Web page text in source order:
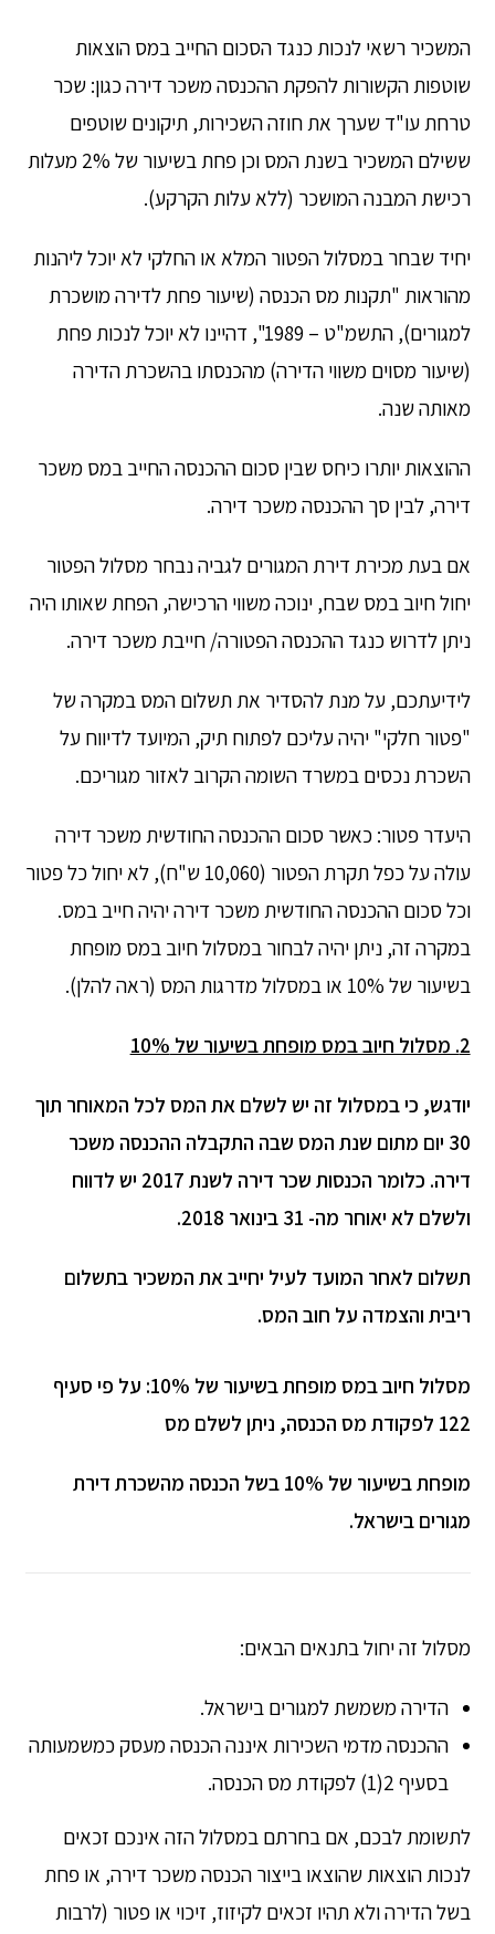
המשכיר רשאי לנכות כנגד הסכום החייב במס הוצאות
שוטפות הקשורות להפקת ההכנסה משכר דירה כגון: שכר
טרחת עו"ד שערך את חוזה השכירות, תיקונים שוטפים
ששילם המשכיר בשנת המס וכן פחת בשיעור של 2% מעלות
רכישת המבנה המושכר (ללא עלות הקרקע).
יחיד שבחר במסלול הפטור המלא או החלקי לא יוכל ליהנות
מהוראות "תקנות מס הכנסה (שיעור פחת לדירה מושכרת
למגורים), התשמ"ט – 1989", דהיינו לא יוכל לנכות פחת
(שיעור מסוים משווי הדירה) מהכנסתו בהשכרת הדירה
מאותה שנה.
ההוצאות יותרו כיחס שבין סכום ההכנסה החייב במס משכר
דירה, לבין סך ההכנסה משכר דירה.
אם בעת מכירת דירת המגורים לגביה נבחר מסלול הפטור
יחול חיוב במס שבח, ינוכה משווי הרכישה, הפחת שאותו היה
ניתן לדרוש כנגד ההכנסה הפטורה/ חייבת משכר דירה.
לידיעתכם, על מנת להסדיר את תשלום המס במקרה של
"פטור חלקי" יהיה עליכם לפתוח תיק, המיועד לדיווח על
השכרת נכסים במשרד השומה הקרוב לאזור מגוריכם.
היעדר פטור: כאשר סכום ההכנסה החודשית משכר דירה
עולה על כפל תקרת הפטור (10,060 ש"ח), לא יחול כל פטור
וכל סכום ההכנסה החודשית משכר דירה יהיה חייב במס.
במקרה זה, ניתן יהיה לבחור במסלול חיוב במס מופחת
בשיעור של 10% או במסלול מדרגות המס (ראה להלן).
2. מסלול חיוב במס מופחת בשיעור של 10%
יודגש, כי במסלול זה יש לשלם את המס לכל המאוחר תוך
30 יום מתום שנת המס שבה התקבלה ההכנסה משכר
דירה. כלומר הכנסות שכר דירה לשנת 2017 יש לדווח
ולשלם לא יאוחר מה- 31 בינואר 2018.
תשלום לאחר המועד לעיל יחייב את המשכיר בתשלום
ריבית והצמדה על חוב המס.
מסלול חיוב במס מופחת בשיעור של 10%: על פי סעיף
122 לפקודת מס הכנסה, ניתן לשלם מס
מופחת בשיעור של 10% בשל הכנסה מהשכרת דירת
מגורים בישראל.
מסלול זה יחול בתנאים הבאים:
הדירה משמשת למגורים בישראל.
ההכנסה מדמי השכירות איננה הכנסה מעסק כמשמעותה
בסעיף 2(1) לפקודת מס הכנסה.
לתשומת לבכם, אם בחרתם במסלול הזה אינכם זכאים
לנכות הוצאות שהוצאו בייצור הכנסה משכר דירה, או פחת
בשל הדירה ולא תהיו זכאים לקיזוז, זיכוי או פטור (לרבות